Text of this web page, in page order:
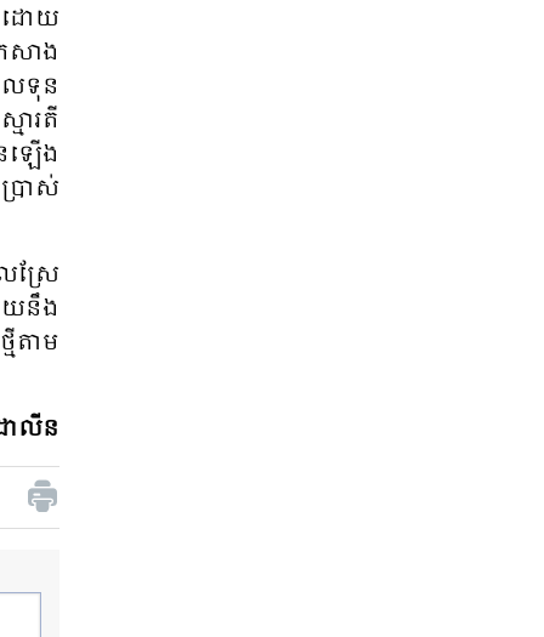
ដោយ​
សាង​
ល​ទុន​
ា​រតី​
ឡើង​​​
រាស់​
ស្រែ​
យ​នឹង​
តាម​​
ាលីន